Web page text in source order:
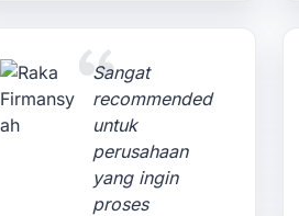
Sangat
recommended
untuk
perusahaan
yang ingin
proses